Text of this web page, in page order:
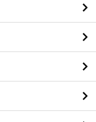
る